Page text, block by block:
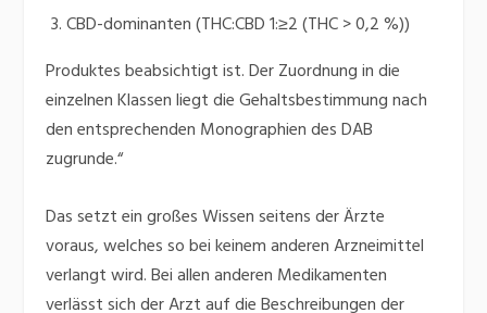
CBD-dominanten (THC:CBD 1:≥2 (THC > 0,2 %))
Produktes beabsichtigt ist. Der Zuordnung in die
einzelnen Klassen liegt die Gehaltsbestimmung nach
den entsprechenden Monographien des DAB
zugrunde.“
Das setzt ein großes Wissen seitens der Ärzte
voraus, welches so bei keinem anderen Arzneimittel
verlangt wird. Bei allen anderen Medikamenten
verlässt sich der Arzt auf die Beschreibungen der